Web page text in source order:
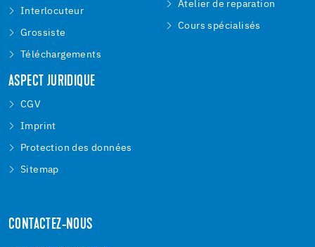
Interlocuteur
Grossiste
Téléchargements
Atelier de reparation
Cours spécialisés
ASPECT JURIDIQUE
CGV
Imprint
Protection des données
Sitemap
CONTACTEZ-NOUS